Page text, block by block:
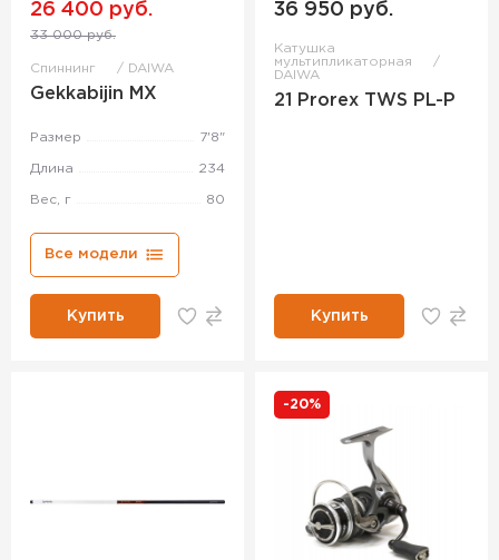
26 400 руб.
33 000 руб.
Спиннинг DAIWA
Gekkabijin MX
Размер 7'8"
Длина 234
Вес, г 80
Все модели
Купить
36 950 руб.
Катушка
мультипликаторная
DAIWA
21 Prorex TWS PL-P
Купить
-20%